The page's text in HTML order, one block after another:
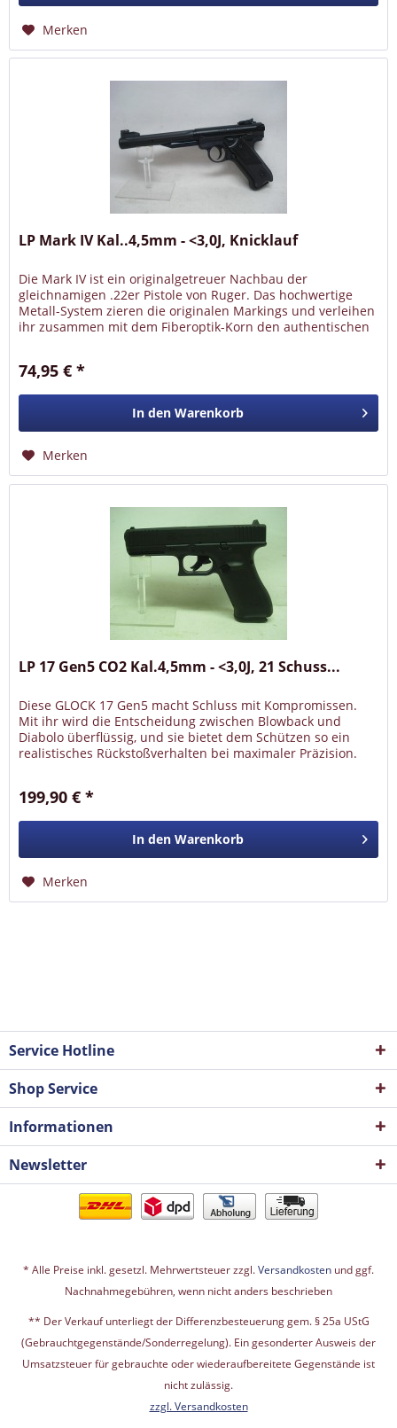
Merken
LP Mark IV Kal..4,5mm - <3,0J, Knicklauf
Die Mark IV ist ein originalgetreuer Nachbau der
gleichnamigen .22er Pistole von Ruger. Das hochwertige
Metall-System zieren die originalen Markings und verleihen
ihr zusammen mit dem Fiberoptik-Korn den authentischen
74,95 € *
In den Warenkorb
Merken
LP 17 Gen5 CO2 Kal.4,5mm - <3,0J, 21 Schuss...
Diese GLOCK 17 Gen5 macht Schluss mit Kompromissen.
Mit ihr wird die Entscheidung zwischen Blowback und
Diabolo überflüssig, und sie bietet dem Schützen so ein
realistisches Rückstoßverhalten bei maximaler Präzision.
199,90 € *
In den Warenkorb
Merken
Service Hotline
Shop Service
Informationen
Newsletter
* Alle Preise inkl. gesetzl. Mehrwertsteuer zzgl.Versandkosten und ggf.
Nachnahmegebühren, wenn nicht anders beschrieben
** Der Verkauf unterliegt der Differenzbesteuerung gem. § 25a UStG
(Gebrauchtgegenstände/Sonderregelung). Ein gesonderter Ausweis der
Umsatzsteuer für gebrauchte oder wiederaufbereitete Gegenstände ist
nicht zulässig.
zzgl. Versandkosten